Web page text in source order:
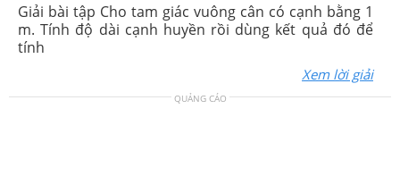
Giải bài tập Cho tam giác vuông cân có cạnh bằng 1
m. Tính độ dài cạnh huyền rồi dùng kết quả đó để
tính
Xem lời giải
QUẢNG CÁO